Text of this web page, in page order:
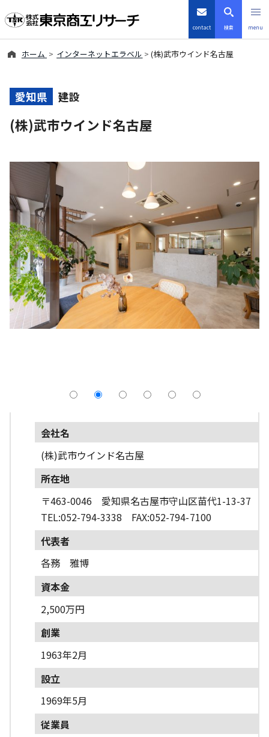
contact 検索 menu
TSR-PLUS
優良企業サイト
会社案内
商品・サービス
導入事例
採用情報
よくあるご質問
ホーム インターネットエラベル (株)武市ウインド名古屋
愛知県 建設
(株)武市ウインド名古屋
会社名
(株)武市ウインド名古屋
所在地
〒463-0046 愛知県名古屋市守山区苗代1-13-37
TEL:052-794-3338 FAX:052-794-7100
代表者
各務 雅博
資本金
2,500万円
創業
1963年2月
設立
1969年5月
従業員